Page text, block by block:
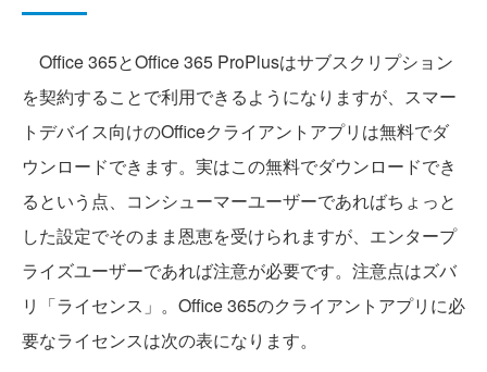
Office 365とOffice 365 ProPlusはサブスクリプション
を契約することで利用できるようになりますが、スマー
トデバイス向けのOfficeクライアントアプリは無料でダ
ウンロードできます。実はこの無料でダウンロードでき
るという点、コンシューマーユーザーであればちょっと
した設定でそのまま恩恵を受けられますが、エンタープ
ライズユーザーであれば注意が必要です。注意点はズバ
リ「ライセンス」。Office 365のクライアントアプリに必
要なライセンスは次の表になります。